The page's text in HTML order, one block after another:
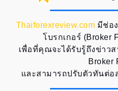
Thaiforexreview.com มีช่อ
โบรกเกอร์ (Broker
เพื่อที่คุณจะได้รับรู้ถึงข่าว
Broker
และสามารถปรับตัวทันต่อ